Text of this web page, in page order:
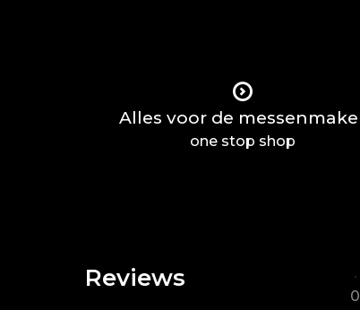
Alles voor de
one stop shop
Reviews •